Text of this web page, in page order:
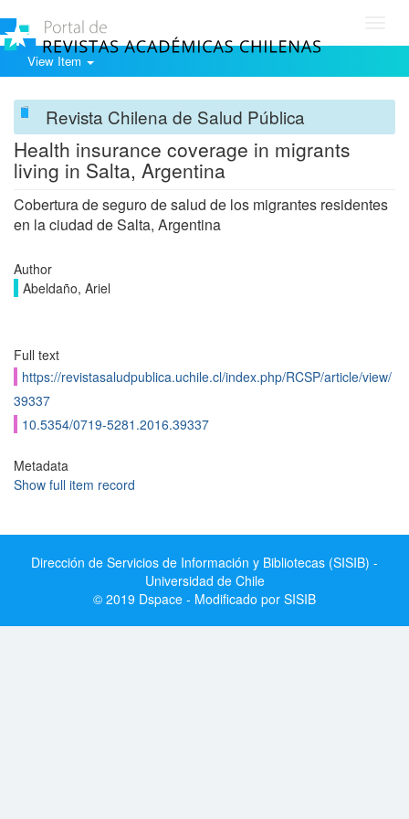
View Item
Revista Chilena de Salud Pública
Health insurance coverage in migrants
living in Salta, Argentina
Cobertura de seguro de salud de los migrantes residentes
en la ciudad de Salta, Argentina
Author
Abeldaño, Ariel
Full text
https://revistasaludpublica.uchile.cl/index.php/RCSP/article/view/
39337
10.5354/0719-5281.2016.39337
Metadata
Show full item record
Dirección de Servicios de Información y Bibliotecas (SISIB) -
Universidad de Chile
© 2019 Dspace - Modificado por SISIB